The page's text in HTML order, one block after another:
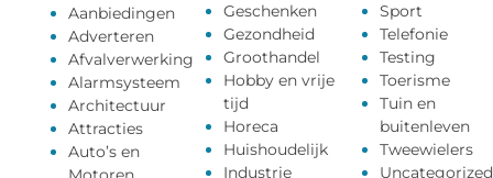
Aanbiedingen
Adverteren
Afvalverwerking
Alarmsysteem
Architectuur
Attracties
Auto’s en
Geschenken
Gezondheid
Groothandel
Hobby en vrije
tijd
Horeca
Huishoudelijk
Industrie
Sport
Telefonie
Testing
Toerisme
Tuin en
buitenleven
Tweewielers
Uncategorized